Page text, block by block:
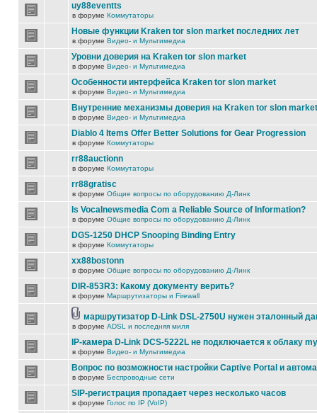
uy88eventts
в форуме Коммутаторы
Новые функции Kraken tor slon market последних лет
в форуме Видео- и Мультимедиа
Уровни доверия на Kraken tor slon market
в форуме Видео- и Мультимедиа
Особенности интерфейса Kraken tor slon market
в форуме Видео- и Мультимедиа
Внутренние механизмы доверия на Kraken tor slon market
в форуме Видео- и Мультимедиа
Diablo 4 Items Offer Better Solutions for Gear Progression
в форуме Коммутаторы
rr88auctionn
в форуме Коммутаторы
rr88gratisc
в форуме Общие вопросы по оборудованию Д-Линк
Is Vocalnewsmedia Com a Reliable Source of Information?
в форуме Общие вопросы по оборудованию Д-Линк
DGS-1250 DHCP Snooping Binding Entry
в форуме Коммутаторы
xx88bostonn
в форуме Общие вопросы по оборудованию Д-Линк
DIR-853R3: Какому документу верить?
в форуме Маршрутизаторы и Firewall
маршрутизатор D-Link DSL-2750U нужен эталонный
в форуме ADSL и последняя миля
IP-камера D-Link DCS-5222L не подключается к облаку
в форуме Видео- и Мультимедиа
Вопрос по возможности настройки Captive Portal и
в форуме Беспроводные сети
SIP-регистрация пропадает через несколько часов
в форуме Голос по IP (VoIP)